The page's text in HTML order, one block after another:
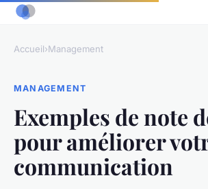
Accueil›Management
MANAGEMENT
Exemples de note
pour améliorer
communication